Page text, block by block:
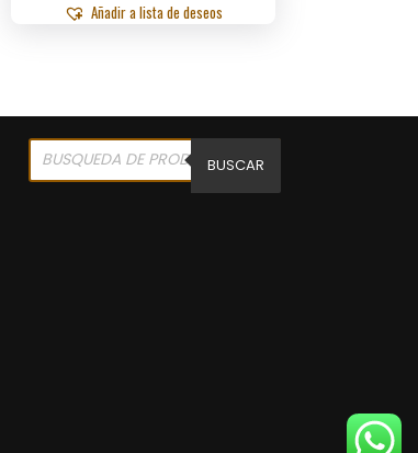
Añadir a lista de deseos
Products
search BUSCAR